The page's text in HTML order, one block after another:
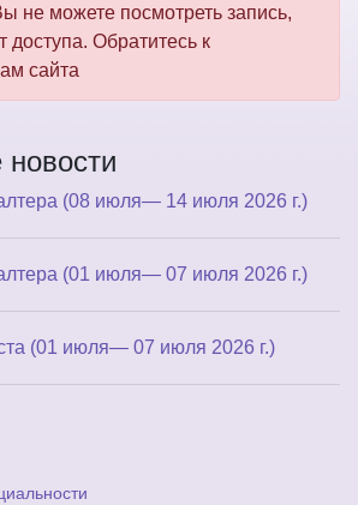
не можете посмотреть запись,
доступа. Обратитесь к
сайта
(08 июля— 14 июля 2026 г.)
(01 июля— 07 июля 2026 г.)
(01 июля— 07 июля 2026 г.)